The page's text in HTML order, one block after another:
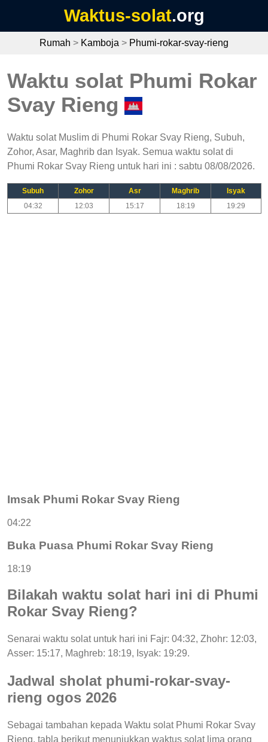
Waktus-solat.org
Rumah > Kamboja > Phumi-rokar-svay-rieng
Waktu solat Phumi Rokar
Svay Rieng
Waktu solat Muslim di Phumi Rokar Svay Rieng, Subuh,
Zohor, Asar, Maghrib dan Isyak. Semua waktu solat di
Phumi Rokar Svay Rieng untuk hari ini : sabtu 08/08/2026.
Subuh Zohor Asr Maghrib
Isyak
04:32
12:03 15:17 18:19 19:29
Imsak Phumi Rokar Svay Rieng
04:22
Buka Puasa Phumi Rokar Svay Rieng
18:19
Bilakah waktu solat hari ini di Phumi
Rokar Svay Rieng?
Senarai waktu solat untuk hari ini Fajr: 04:32, Zhohr: 12:03,
Asser: 15:17, Maghreb: 18:19, Isyak: 19:29.
Jadwal sholat phumi-rokar-svay-
rieng ogos 2026
Sebagai tambahan kepada Waktu solat Phumi Rokar Svay
Rieng, tabla berikut menunjukkan waktus solat lima orang